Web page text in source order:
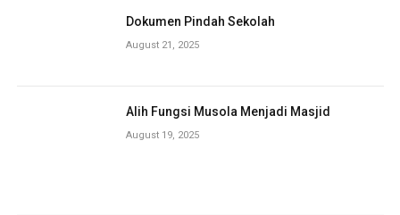
Dokumen Pindah Sekolah
August 21, 2025
Alih Fungsi Musola Menjadi Masjid
August 19, 2025